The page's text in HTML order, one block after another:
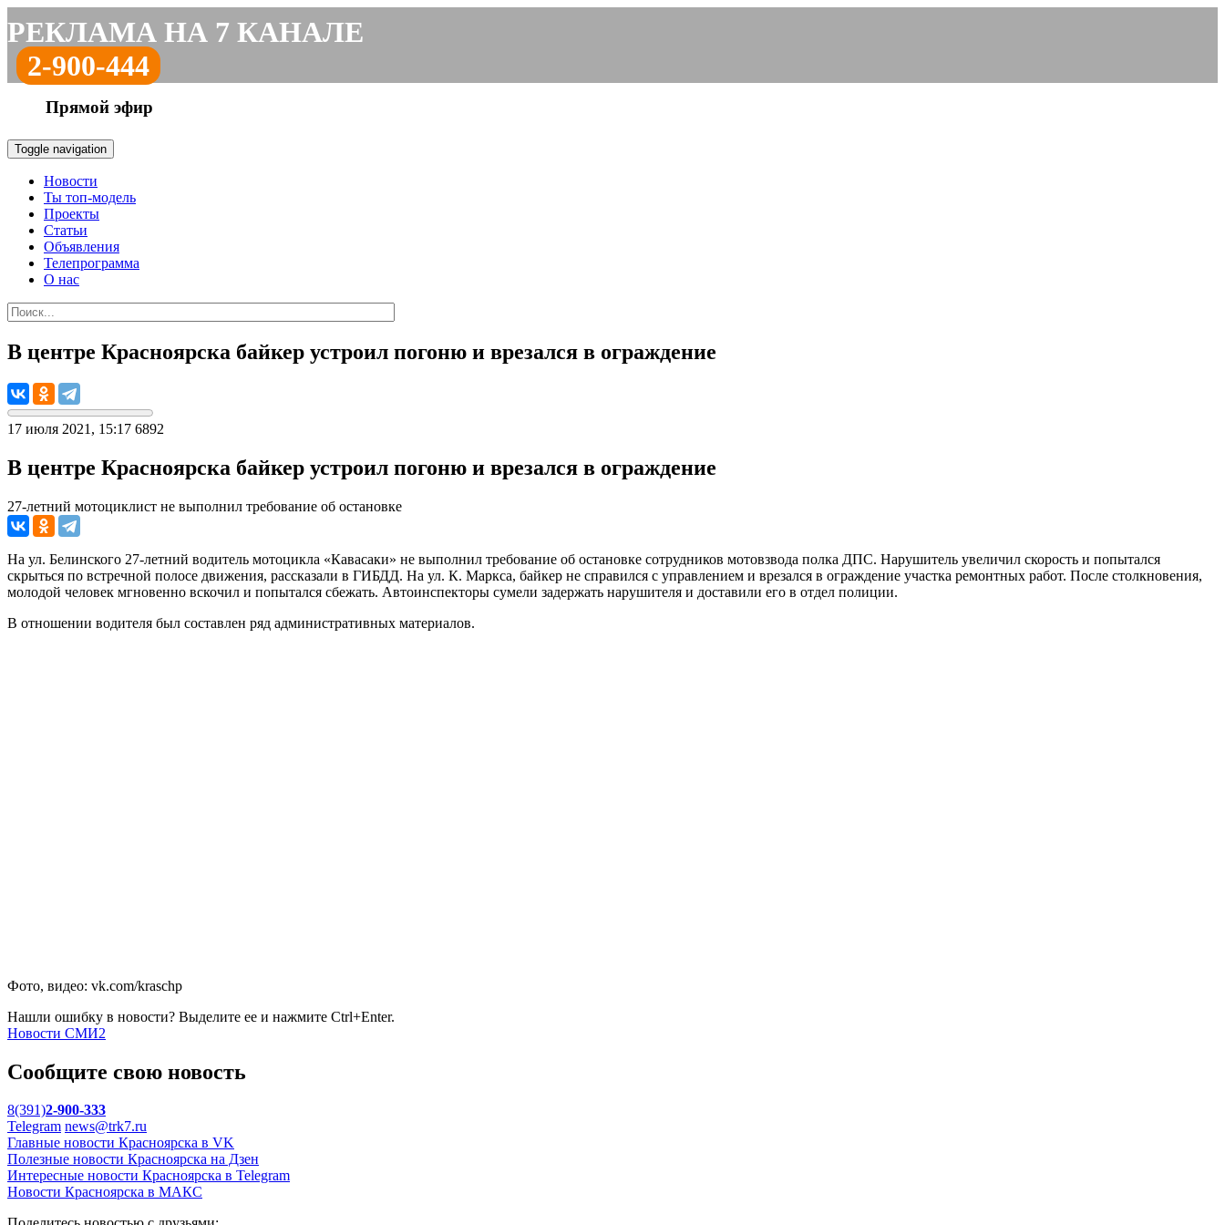
РЕКЛАМА НА 7 КАНАЛЕ
2-900-444
Прямой эфир
Toggle navigation
Новости
Ты топ-модель
Проекты
Статьи
Объявления
Телепрограмма
О нас
В центре Красноярска байкер устроил погоню и врезался в ограждение
17 июля 2021, 15:17 6892
В центре Красноярска байкер устроил погоню и врезался в ограждение
27-летний мотоциклист не выполнил требование об остановке
На ул. Белинского 27-летний водитель мотоцикла «Кавасаки» не выполнил требование об остановке сотрудников мотовзвода полка ДПС. Нарушитель увеличил скорость и попытался
скрыться по встречной полосе движения, рассказали в ГИБДД. На ул. К. Маркса, байкер не справился с управлением и врезался в ограждение участка ремонтных работ. После столкновения,
молодой человек мгновенно вскочил и попытался сбежать. Автоинспекторы сумели задержать нарушителя и доставили его в отдел полиции.
В отношении водителя был составлен ряд административных материалов.
Фото, видео: vk.com/kraschp
Нашли ошибку в новости? Выделите ее и нажмите Ctrl+Enter.
Новости СМИ2
Сообщите свою новость
8(391)2-900-333
Telegram news@trk7.ru
Главные новости Красноярска в VK
Полезные новости Красноярска на Дзен
Интересные новости Красноярска в Telegram
Новости Красноярска в МАКС